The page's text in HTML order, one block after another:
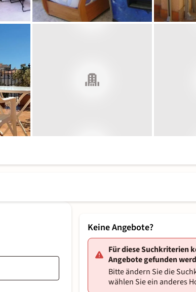
Keine Angebote?
Für diese Suchkriterien
Angebote gefunden
Bitte ändern Sie die
wählen Sie ein anderes